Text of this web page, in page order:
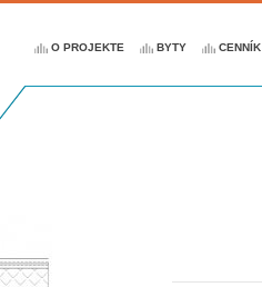
O PROJEKTE BYTY CENNÍK